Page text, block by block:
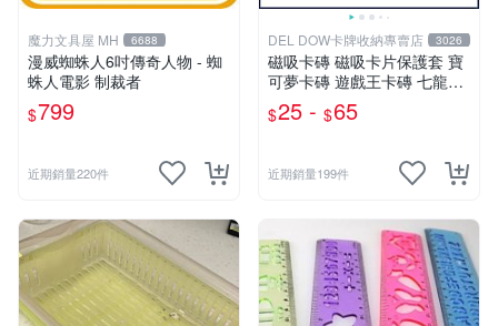
魔力文具屋 MH 6688
漫威蜘蛛人6吋傳奇人物 - 蜘
蛛人電影 制裁者
$799
近期銷量220件
DEL DOW卡牌收納專賣店 3026
磁吸卡磚 磁吸卡片保護套 寶
可夢卡磚 遊戲王卡磚 七龍珠
球員卡 球衣卡 35PT 55PT 1
00PT 130PT 180PT
$25 - $65
近期銷量199件